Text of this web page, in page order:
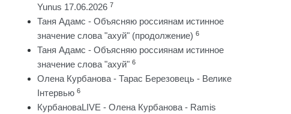
Yunus 17.06.2026 7
Таня Адамс - Объясняю россиянам истинное
значение слова "ахуй" (продолжение) 6
Таня Адамс - Объясняю россиянам истинное
значение слова "ахуй" 6
Олена Курбанова - Тарас Березовець - Велике
Інтервью 6
КурбановаLIVE - Олена Курбанова - Ramis